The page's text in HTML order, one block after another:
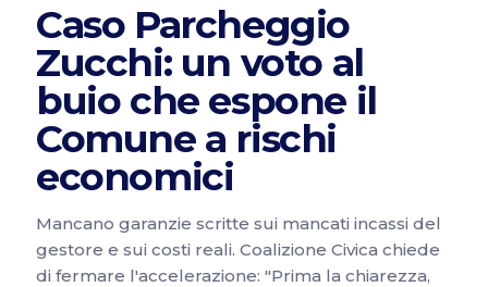
Caso Parcheggio
Zucchi: un voto al
buio che espone il
Comune a rischi
economici
Mancano garanzie scritte sui mancati incassi del
gestore e sui costi reali. Coalizione Civica chiede
di fermare l'accelerazione: "Prima la chiarezza,